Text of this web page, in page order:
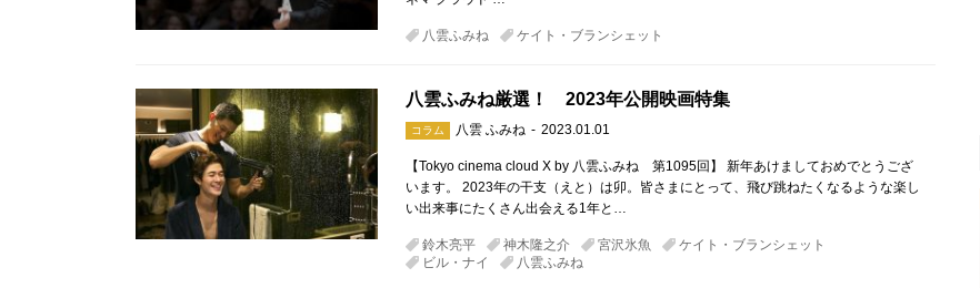
八雲ふみね ケイト・ブランシェット
八雲ふみね厳選！ 2023年公開映画特集
コラム 八雲 ふみね 2023.01.01
【Tokyo cinema cloud X by 八雲ふみね 第1095回】 新年あけましておめでとうござ
います。 2023年の干支（えと）は卯。皆さまにとって、飛び跳ねたくなるような楽し
い出来事にたくさん出会える1年と…
鈴木亮平 神木隆之介 宮沢氷魚
ケイト・ブランシェット
ビル・ナイ
八雲ふみね